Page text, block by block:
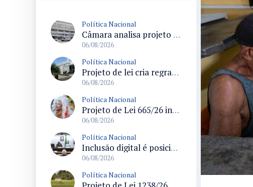
Política Nacional
Câmara analisa projeto que cria Política Nacional de Qualificação e Valorização da Preceptoria na Residência Médica
06/08/2026
Política Nacional
Projeto de lei cria regras para punir litigância abusiva reversa e integrar sistemas do Judiciário
06/08/2026
Política Nacional
Projeto de Lei 665/26 institui política nacional para prevenção ao transfeminicídio e prevê medidas de proteção e reparação
06/08/2026
Política Nacional
Inclusão digital é posicionada como pilar essencial da reurbanização de favelas e periferias
06/08/2026
Política Nacional